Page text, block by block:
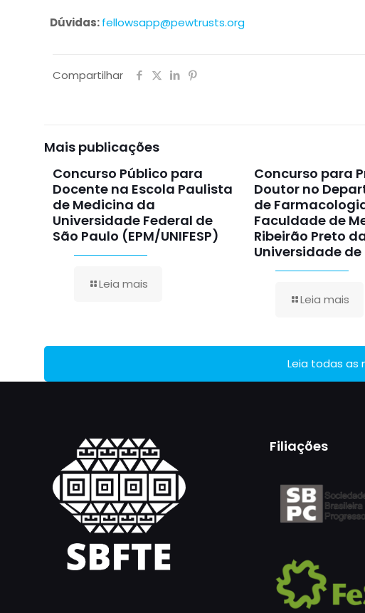
Dúvidas:fellowsapp@pewtrusts.org
Compartilhar
Mais publicações
Concurso Público para
Docente na Escola Paulista
de Medicina da
Universidade Federal de
São Paulo (EPM/UNIFESP)
Leia mais
Concurso para
Doutor no
de
Faculdade de
Ribeirão Preto
Universidade de
Leia mais
Leia todas as
Filiações